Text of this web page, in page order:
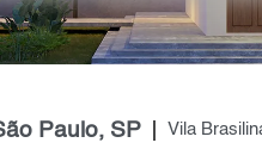
Paulo, SP Vila